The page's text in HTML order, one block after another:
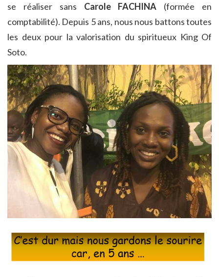
se réaliser sans Carole FACHINA (formée en
comptabilité). Depuis 5 ans, nous nous battons toutes
les deux pour la valorisation du spiritueux King Of
Soto.